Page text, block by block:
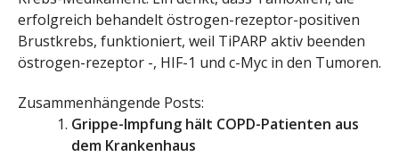
erfolgreich behandelt östrogen-rezeptor-positiven
Brustkrebs, funktioniert, weil TiPARP aktiv beenden
östrogen-rezeptor -, HIF-1 und c-Myc in den Tumoren.
Zusammenhängende Posts:
Grippe-Impfung hält COPD-Patienten aus
dem Krankenhaus